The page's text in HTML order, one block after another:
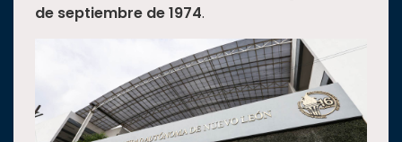
Estudiantes
Rectoría
de septiembre de 1974.